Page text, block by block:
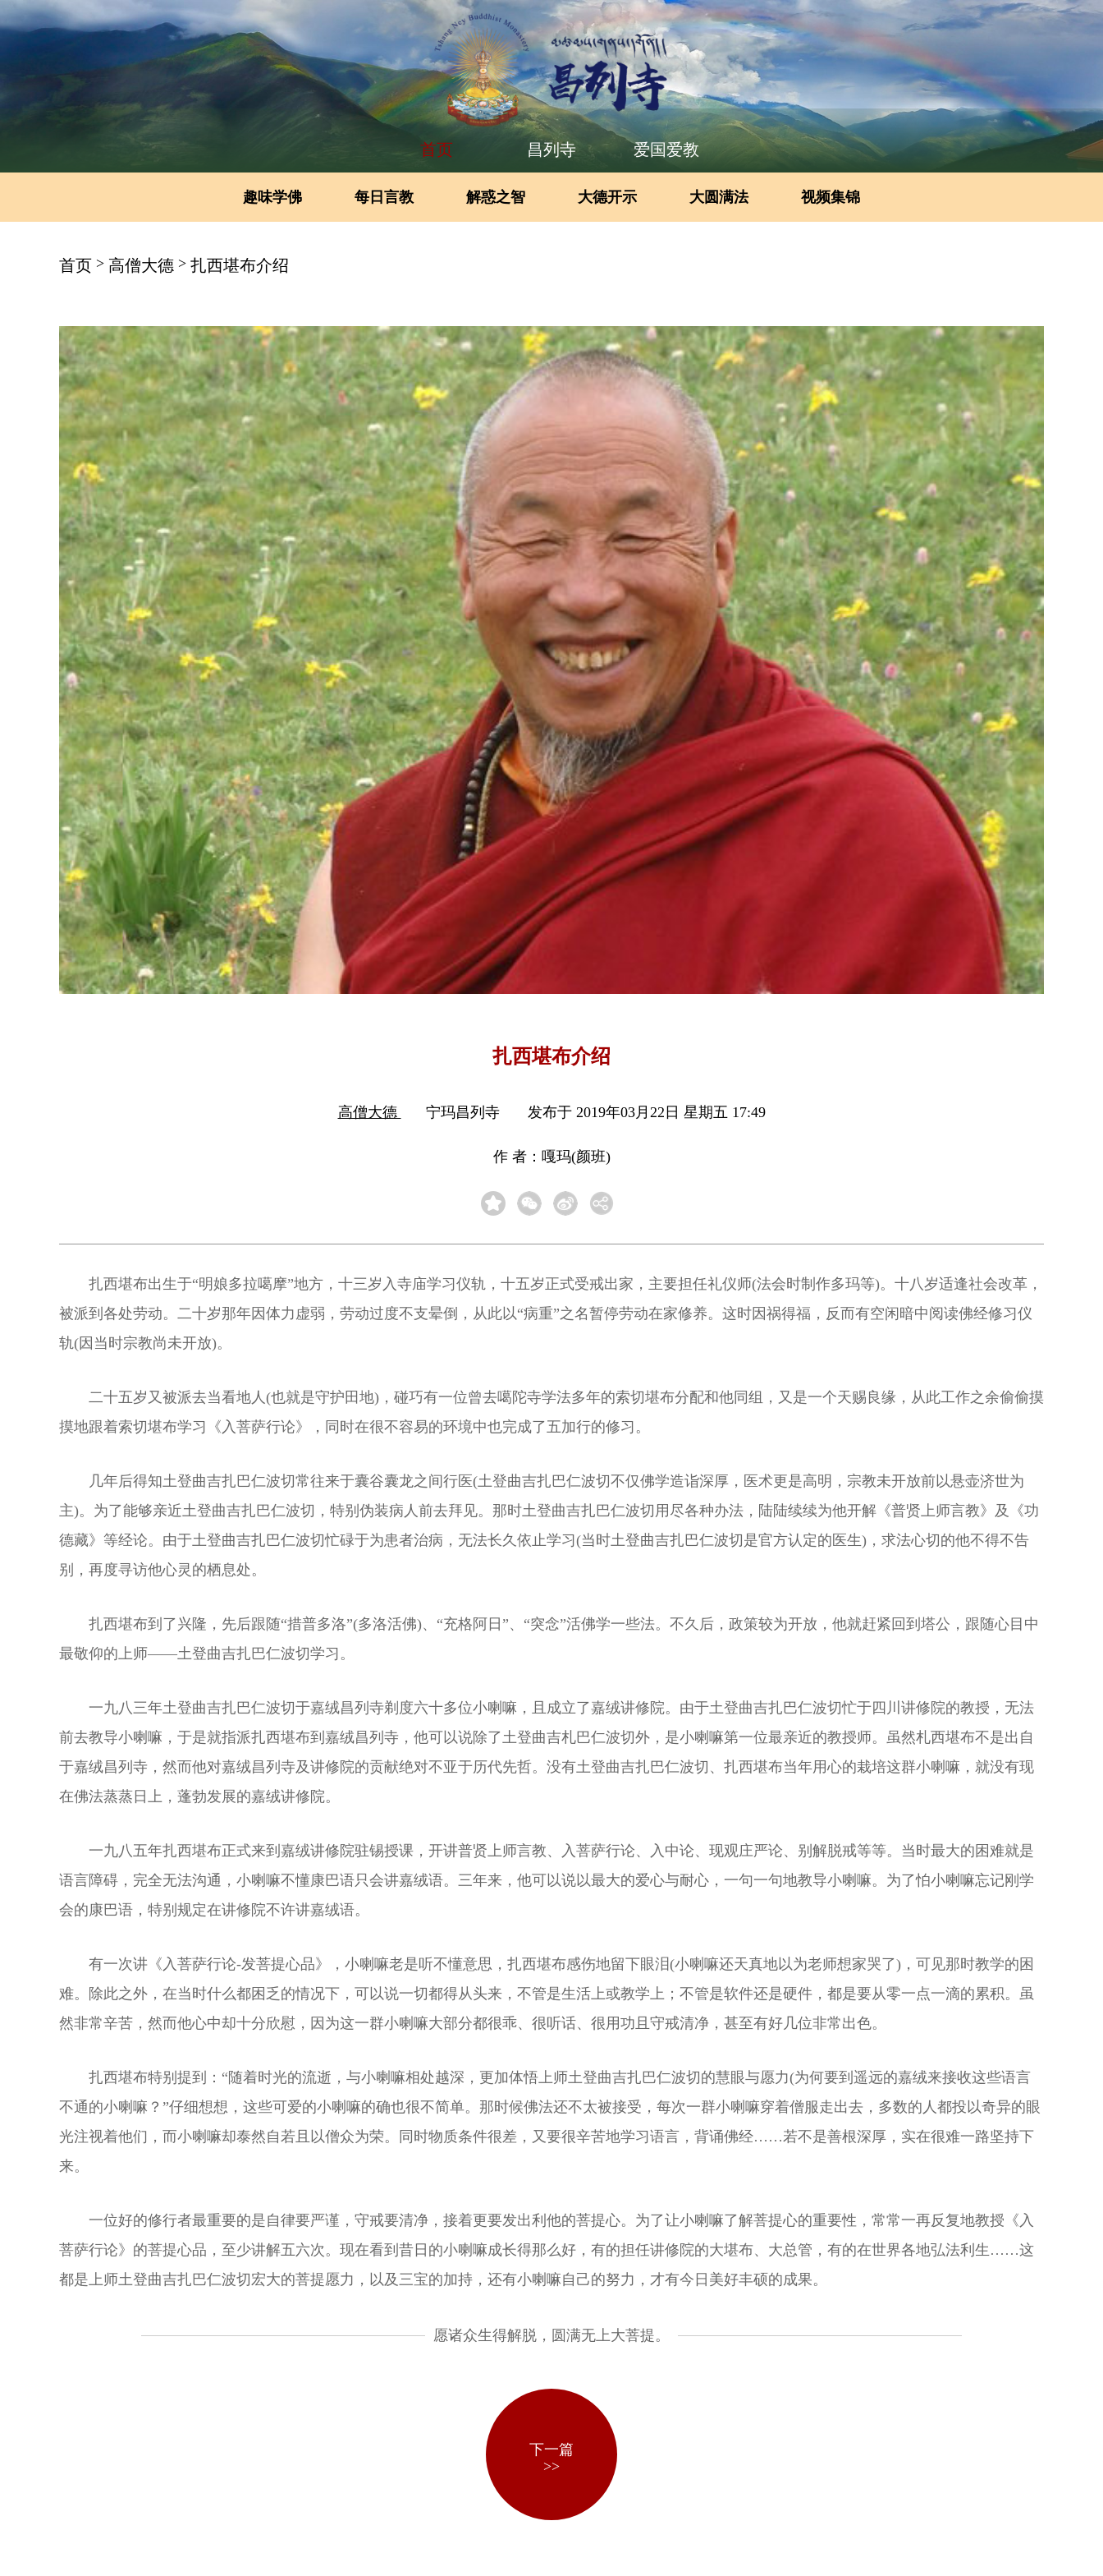
首页 昌列寺 爱国爱教
趣味学佛 每日言教 解惑之智 大德开示 大圆满法 视频集锦
首页 > 高僧大德 > 扎西堪布介绍
扎西堪布介绍
高僧大德 宁玛昌列寺 发布于 2019年03月22日 星期五 17:49
作 者：嘎玛(颜班)
扎西堪布出生于“明娘多拉噶摩”地方，十三岁入寺庙学习仪轨，十五岁正式受戒出家，主要担任礼仪师(法会时制作多玛等)。十八岁适逢社会改革，
被派到各处劳动。二十岁那年因体力虚弱，劳动过度不支晕倒，从此以“病重”之名暂停劳动在家修养。这时因祸得福，反而有空闲暗中阅读佛经修习仪
轨(因当时宗教尚未开放)。
二十五岁又被派去当看地人(也就是守护田地)，碰巧有一位曾去噶陀寺学法多年的索切堪布分配和他同组，又是一个天赐良缘，从此工作之余偷偷摸
摸地跟着索切堪布学习《入菩萨行论》，同时在很不容易的环境中也完成了五加行的修习。
几年后得知土登曲吉扎巴仁波切常往来于囊谷囊龙之间行医(土登曲吉扎巴仁波切不仅佛学造诣深厚，医术更是高明，宗教未开放前以悬壶济世为
主)。为了能够亲近土登曲吉扎巴仁波切，特别伪装病人前去拜见。那时土登曲吉扎巴仁波切用尽各种办法，陆陆续续为他开解《普贤上师言教》及《功
德藏》等经论。由于土登曲吉扎巴仁波切忙碌于为患者治病，无法长久依止学习(当时土登曲吉扎巴仁波切是官方认定的医生)，求法心切的他不得不告
别，再度寻访他心灵的栖息处。
扎西堪布到了兴隆，先后跟随“措普多洛”(多洛活佛)、“充格阿日”、“突念”活佛学一些法。不久后，政策较为开放，他就赶紧回到塔公，跟随心目中
最敬仰的上师——土登曲吉扎巴仁波切学习。
一九八三年土登曲吉扎巴仁波切于嘉绒昌列寺剃度六十多位小喇嘛，且成立了嘉绒讲修院。由于土登曲吉扎巴仁波切忙于四川讲修院的教授，无法
前去教导小喇嘛，于是就指派扎西堪布到嘉绒昌列寺，他可以说除了土登曲吉札巴仁波切外，是小喇嘛第一位最亲近的教授师。虽然札西堪布不是出自
于嘉绒昌列寺，然而他对嘉绒昌列寺及讲修院的贡献绝对不亚于历代先哲。没有土登曲吉扎巴仁波切、扎西堪布当年用心的栽培这群小喇嘛，就没有现
在佛法蒸蒸日上，蓬勃发展的嘉绒讲修院。
一九八五年扎西堪布正式来到嘉绒讲修院驻锡授课，开讲普贤上师言教、入菩萨行论、入中论、现观庄严论、别解脱戒等等。当时最大的困难就是
语言障碍，完全无法沟通，小喇嘛不懂康巴语只会讲嘉绒语。三年来，他可以说以最大的爱心与耐心，一句一句地教导小喇嘛。为了怕小喇嘛忘记刚学
会的康巴语，特别规定在讲修院不许讲嘉绒语。
有一次讲《入菩萨行论-发菩提心品》，小喇嘛老是听不懂意思，扎西堪布感伤地留下眼泪(小喇嘛还天真地以为老师想家哭了)，可见那时教学的困
难。除此之外，在当时什么都困乏的情况下，可以说一切都得从头来，不管是生活上或教学上；不管是软件还是硬件，都是要从零一点一滴的累积。虽
然非常辛苦，然而他心中却十分欣慰，因为这一群小喇嘛大部分都很乖、很听话、很用功且守戒清净，甚至有好几位非常出色。
扎西堪布特别提到：“随着时光的流逝，与小喇嘛相处越深，更加体悟上师土登曲吉扎巴仁波切的慧眼与愿力(为何要到遥远的嘉绒来接收这些语言
不通的小喇嘛？”仔细想想，这些可爱的小喇嘛的确也很不简单。那时候佛法还不太被接受，每次一群小喇嘛穿着僧服走出去，多数的人都投以奇异的眼
光注视着他们，而小喇嘛却泰然自若且以僧众为荣。同时物质条件很差，又要很辛苦地学习语言，背诵佛经……若不是善根深厚，实在很难一路坚持下
来。
一位好的修行者最重要的是自律要严谨，守戒要清净，接着更要发出利他的菩提心。为了让小喇嘛了解菩提心的重要性，常常一再反复地教授《入
菩萨行论》的菩提心品，至少讲解五六次。现在看到昔日的小喇嘛成长得那么好，有的担任讲修院的大堪布、大总管，有的在世界各地弘法利生……这
都是上师土登曲吉扎巴仁波切宏大的菩提愿力，以及三宝的加持，还有小喇嘛自己的努力，才有今日美好丰硕的成果。
愿诸众生得解脱，圆满无上大菩提。
下一篇
>>